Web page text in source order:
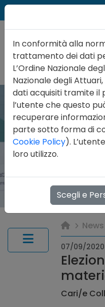
News
07/09/2020
Cari/e
In conformità alla
trattamento dei dati
L’Ordine Nazionale
Nazionale degli
dati acquisiti tramite il
l’utente che questo
recuperare
parte sotto forma di
Cookie Policy).
loro utilizzo.
Scegli e